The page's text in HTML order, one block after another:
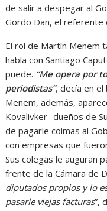
de salir a despegar al
Gordo Dan, el referente
El rol de Martín Menem
habla con Santiago
puede. “Me opera por
periodistas”, decía en el
Menem, además,
Kovalivker -dueños de
de pagarle coimas al
con empresas que
Sus colegas le auguran
frente de la Cámara de
diputados propios y lo
pasarle viejas facturas”,